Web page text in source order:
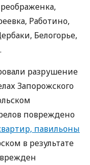
Работино,
Белогорье,
разрушение
Запорожского
повреждено
павильоны
в результате